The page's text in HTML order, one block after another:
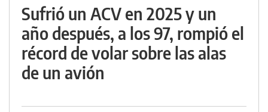
Sufrió un ACV en 2025 y un
año después, a los 97, rompió el
récord de volar sobre las alas
de un avión